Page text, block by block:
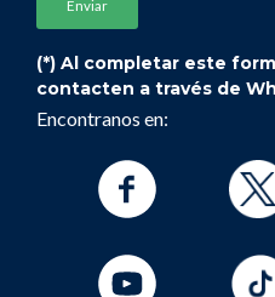
(*) Al completar este
contacten a través de
Encontranos en: